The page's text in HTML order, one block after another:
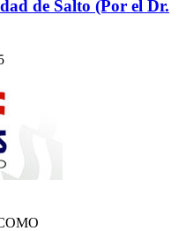
de Salto (Por el Dr.